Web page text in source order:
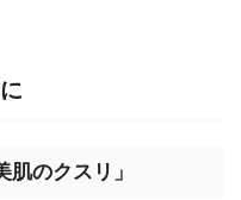
のクスリ」